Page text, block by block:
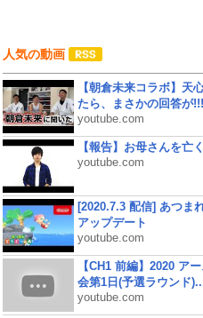
人気の動画
【朝倉未来コラボ】天
たら、まさかの回答が!!!
youtube.com
【報告】お母さんを亡
youtube.com
[2020.7.3 配信] あつま
アップデート
youtube.com
【CH1 前編】2020 ア
会第1日(予選ラウンド
youtube.com